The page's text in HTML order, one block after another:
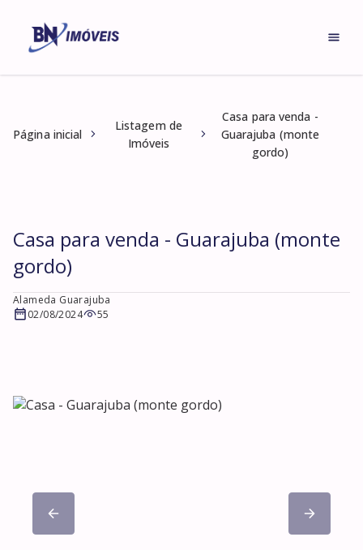
Página inicial
Listagem de
Imóveis
Casa para venda -
Guarajuba (monte
gordo)
Casa para venda - Guarajuba (monte
gordo)
Alameda Guarajuba
02/08/2024
55